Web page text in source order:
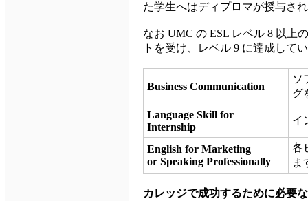
た学生へはディプロマが授与さ
なお UMC の ESL レベル 8 以上
トを受け、レベル 9 に達成して
Business Communication
ソ
グ
Language Skill for
Internship
イ
English for Marketing
or Speaking Professionally
各
ま
カレッジで成功するために必要